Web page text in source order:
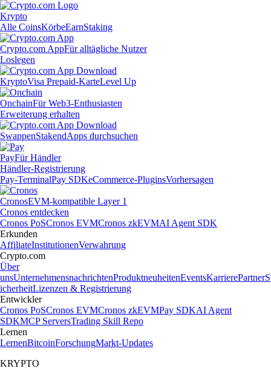
Krypto
Alle CoinsKörbeEarnStaking
Crypto.com AppFür alltägliche Nutzer
Loslegen
KryptoVisa Prepaid-KarteLevel Up
OnchainFür Web3-Enthusiasten
Erweiterung erhalten
SwappenStakendApps durchsuchen
PayFür Händler
Händler-Registrierung
Pay-TerminalPay SDKeCommerce-PluginsVorhersagen
CronosEVM-kompatible Layer 1
Cronos entdecken
Cronos PoSCronos EVMCronos zkEVMAI Agent SDK
Erkunden
AffiliateInstitutionenVerwahrung
Crypto.com
Über
unsUnternehmensnachrichtenProduktneuheitenEventsKarrierePartnerS
icherheitLizenzen & Registrierung
Entwickler
Cronos PoSCronos EVMCronos zkEVMPay SDKAI Agent
SDKMCP ServersTrading Skill Repo
Lernen
LernenBitcoinForschungMarkt-Updates
KRYPTO